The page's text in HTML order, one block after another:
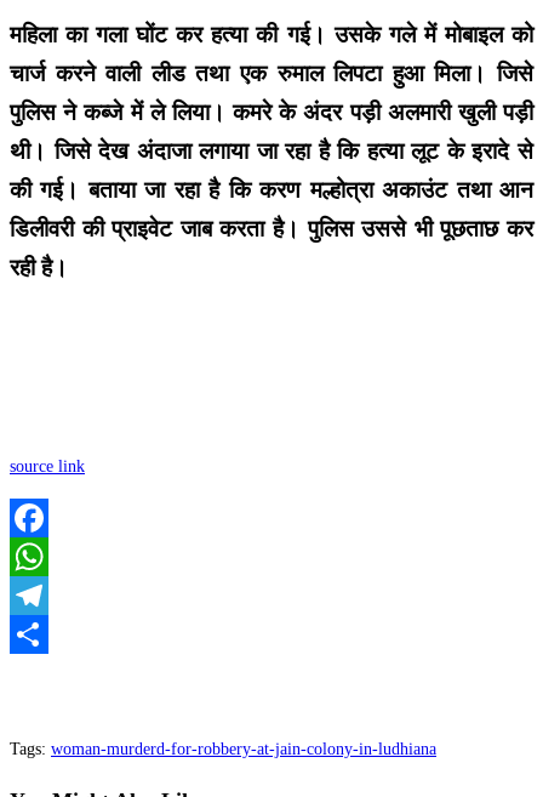
महिला का गला घोंट कर हत्या की गई। उसके गले में मोबाइल को
चार्ज करने वाली लीड तथा एक रुमाल लिपटा हुआ मिला। जिसे
पुलिस ने कब्जे में ले लिया। कमरे के अंदर पड़ी अलमारी खुली पड़ी
थी। जिसे देख अंदाजा लगाया जा रहा है कि हत्या लूट के इरादे से
की गई। बताया जा रहा है कि करण मल्होत्रा अकाउंट तथा आन
डिलीवरी की प्राइवेट जाब करता है। पुलिस उससे भी पूछताछ कर
रही है।
source link
Facebook
WhatsApp
Telegram
Tags: woman-murderd-for-robbery-at-jain-colony-in-ludhiana